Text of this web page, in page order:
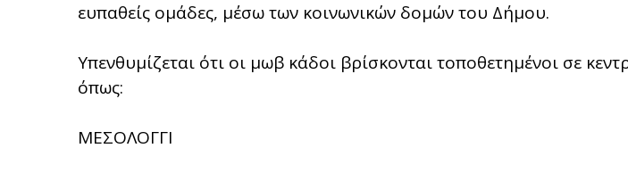
ευπαθείς ομάδες, μέσω των κοινωνικών δομών του Δήμου.
Υπενθυμίζεται ότι οι μωβ κάδοι βρίσκονται τοποθετημένοι σε
όπως:
ΜΕΣΟΛΟΓΓΙ